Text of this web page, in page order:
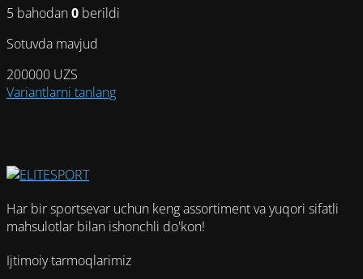
на
5 bahodan0 berildi
Sotuvda mavjud
200000 UZS
Variantlarni tanlangЭтот
выбрать
на
странице
товара.
Har bir sportsevar uchun keng assortiment va yuqori sifatli
mahsulotlar bilan ishonchli do'kon!
Ijtimoiy tarmoqlarimiz